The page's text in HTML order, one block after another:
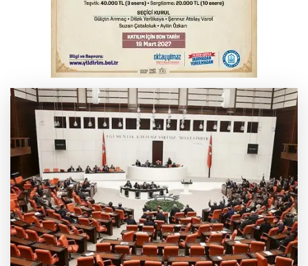
Osmangazi’de kaldırım işgaline geçit yok
Serbest piyasada altın fiyatları...